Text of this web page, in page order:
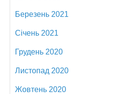
Березень 2021
Січень 2021
Грудень 2020
Листопад 2020
Жовтень 2020